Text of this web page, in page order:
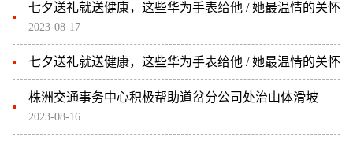
七夕送礼就送健康，这些华为手表给他 / 她最温情的关怀
2023-08-17
七夕送礼就送健康，这些华为手表给他 / 她最温情的关怀
株洲交通事务中心积极帮助道岔分公司处治山体滑坡
2023-08-16